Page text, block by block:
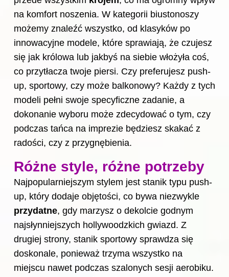
na komfort noszenia. W kategorii biustonoszy
możemy znaleźć wszystko, od klasyków po
innowacyjne modele, które sprawiają, że czujesz
się jak królowa lub jakbyś na siebie włożyła coś,
co przytłacza twoje piersi. Czy preferujesz push-
up, sportowy, czy może balkonowy? Każdy z tych
modeli pełni swoje specyficzne zadanie, a
dokonanie wyboru może zdecydować o tym, czy
podczas tańca na imprezie będziesz skakać z
radości, czy z przygnębienia.
Różne style, różne potrzeby
Najpopularniejszym stylem jest stanik typu push-
up, który dodaje objętości, co bywa niezwykle
przydatne, gdy marzysz o dekolcie godnym
najsłynniejszych hollywoodzkich gwiazd. Z
drugiej strony, stanik sportowy sprawdza się
doskonale, ponieważ trzyma wszystko na
miejscu nawet podczas szalonych sesji aerobiku.